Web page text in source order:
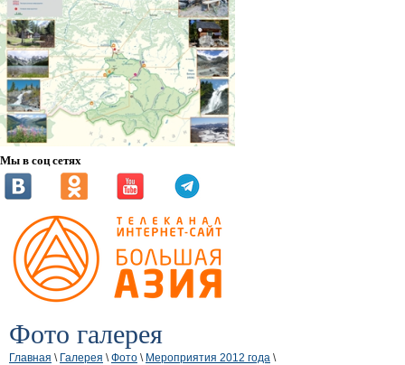
Мы в соц сетях
Фото галерея
Главная \ Галерея \Фото \ Мероприятия 2012 года \